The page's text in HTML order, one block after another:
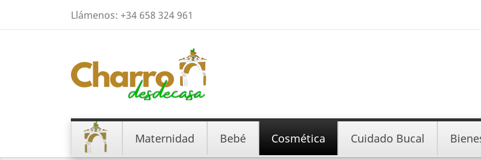
Llámenos: +34 658 324 961
Maternidad Bebé Cosmética Cuidado Bucal